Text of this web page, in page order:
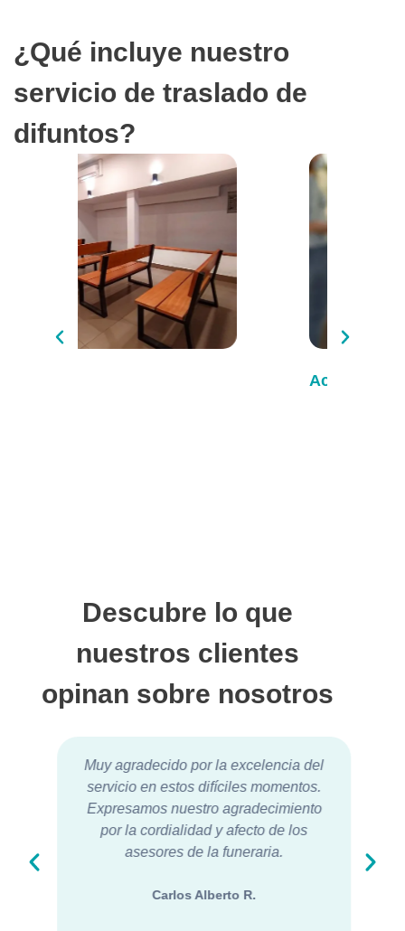
¿Qué incluye nuestro
servicio de traslado de
difuntos?
Descubre lo que
nuestros clientes
opinan sobre nosotros
Muy agradecido por la excelencia del
servicio en estos difíciles momentos.
Expresamos nuestro agradecimiento
por la cordialidad y afecto de los
asesores de la funeraria.
Carlos Alberto R.